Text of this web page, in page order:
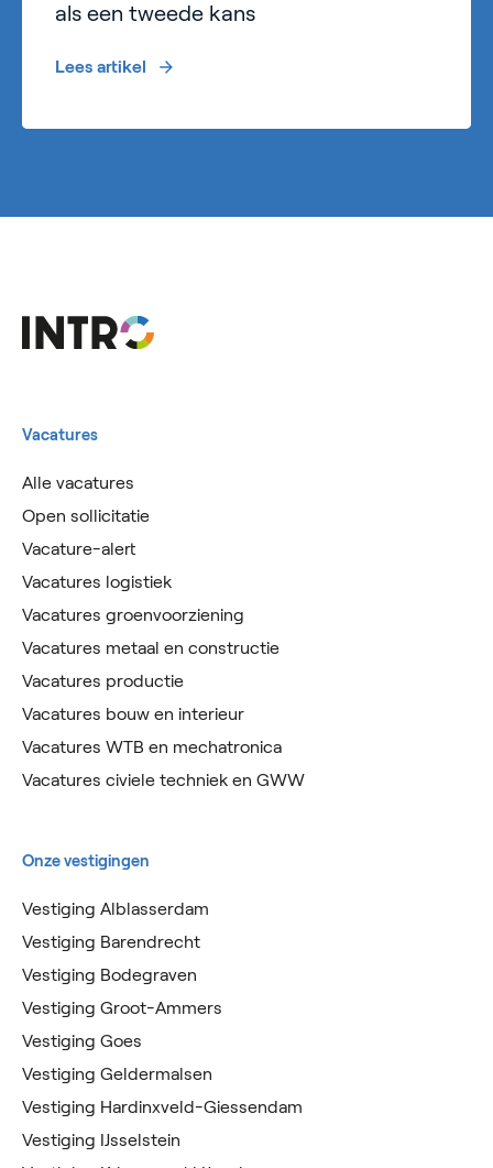
als een tweede kans
Lees artikel
Vacatures
Alle vacatures
Open sollicitatie
Vacature-alert
Vacatures logistiek
Vacatures groenvoorziening
Vacatures metaal en constructie
Vacatures productie
Vacatures bouw en interieur
Vacatures WTB en mechatronica
Vacatures civiele techniek en GWW
Onze vestigingen
Vestiging Alblasserdam
Vestiging Barendrecht
Vestiging Bodegraven
Vestiging Groot-Ammers
Vestiging Goes
Vestiging Geldermalsen
Vestiging Hardinxveld-Giessendam
Vestiging IJsselstein